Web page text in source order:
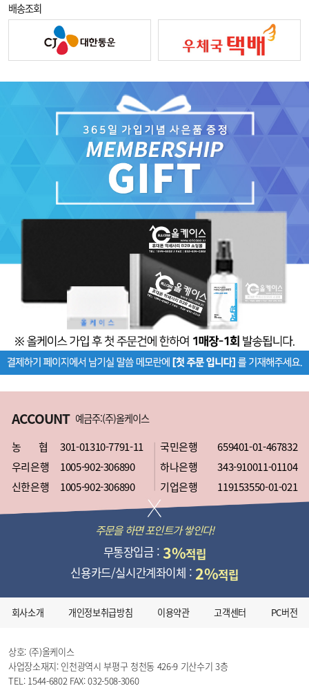
배송조회
ACCOUNT 예금주:(주)올케이스
농 협
301-01310-7791-11 국민은행
659401-01-467832
우리은행
1005-902-306890 하나은행
343-910011-01104
신한은행
1005-902-306890 기업은행 119153550-01-021
주문을 하면 포인트가 쌓인다!
무통장입금 : 3%적립
신용카드/실시간계좌이체 : 2%적립
회사소개 개인정보취급방침 이용약관 고객센터 PC버전
상호: (주)올케이스
사업장소재지: 인천광역시 부평구 청천동 426-9 기산수기 3층
TEL: 1544-6802 FAX: 032-508-3060